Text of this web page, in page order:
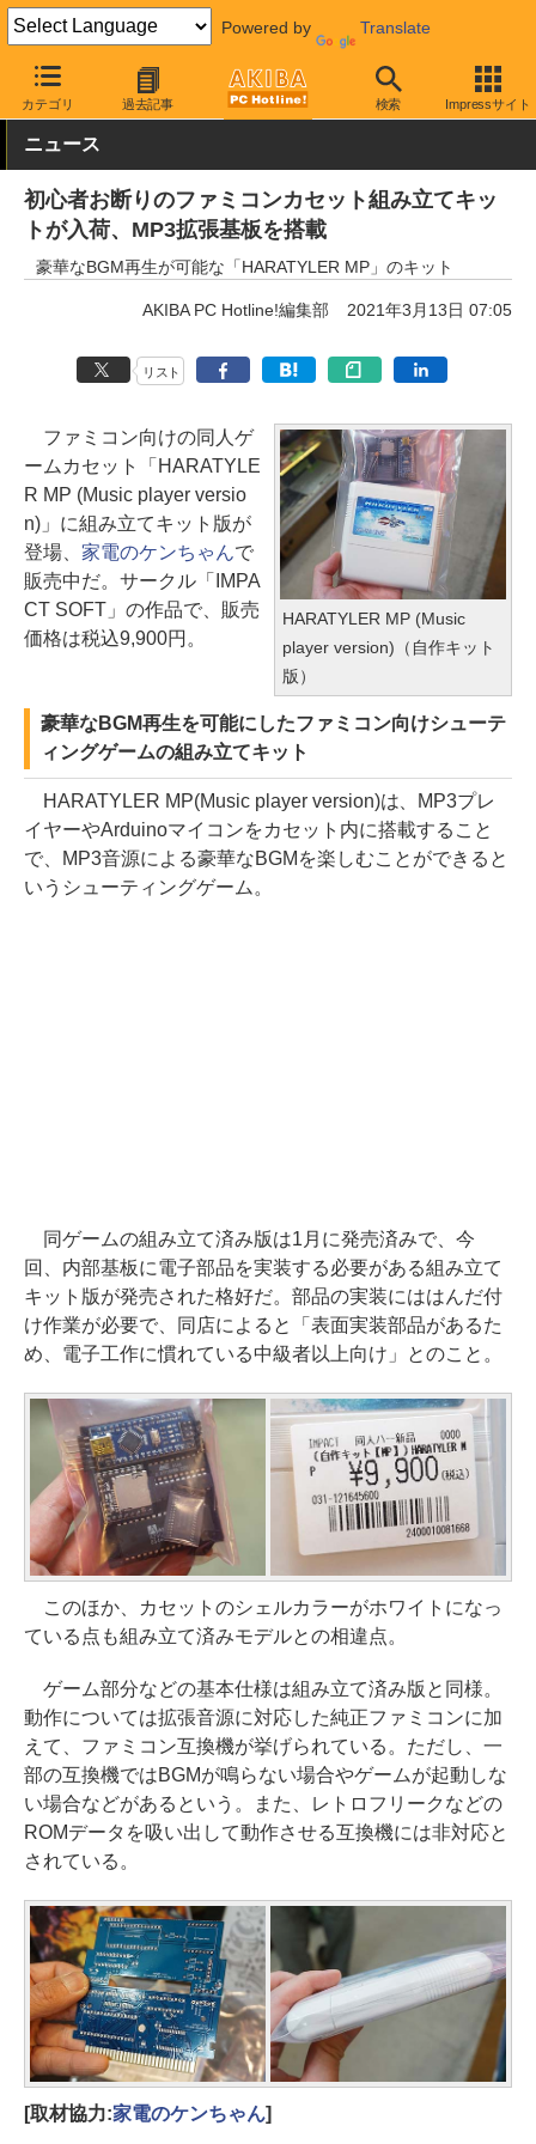
Powered by Translate
カテゴリ 過去記事 検索 Impressサイト
AKIBA PC Hotline! ガジェット ゲーム機関連
ニュース
初心者お断りのファミコンカセット組み立てキッ
トが入荷、MP3拡張基板を搭載
豪華なBGM再生が可能な「HARATYLER MP」のキット
AKIBA PC Hotline!編集部 2021年3月13日 07:05
リスト
HARATYLER MP (Music
player version)（自作キット
版）
ファミコン向けの同人ゲ
ームカセット「HARATYLE
R MP (Music player versio
n)」に組み立てキット版が
登場、 家電のケンちゃんで
販売中だ。サークル「IMPA
CT SOFT」の作品で、販売
価格は税込9,900円。
豪華なBGM再生を可能にしたファミコン向けシューテ
ィングゲームの組み立てキット
HARATYLER MP(Music player version)は、MP3プレ
イヤーやArduinoマイコンをカセット内に搭載すること
で、MP3音源による豪華なBGMを楽しむことができると
いうシューティングゲーム。
同ゲームの組み立て済み版は1月に発売済みで、今
回、内部基板に電子部品を実装する必要がある組み立て
キット版が発売された格好だ。部品の実装にははんだ付
け作業が必要で、同店によると「表面実装部品があるた
め、電子工作に慣れている中級者以上向け」とのこと。
このほか、カセットのシェルカラーがホワイトになっ
ている点も組み立て済みモデルとの相違点。
ゲーム部分などの基本仕様は組み立て済み版と同様。
動作については拡張音源に対応した純正ファミコンに加
えて、ファミコン互換機が挙げられている。ただし、一
部の互換機ではBGMが鳴らない場合やゲームが起動しな
い場合などがあるという。また、レトロフリークなどの
ROMデータを吸い出して動作させる互換機には非対応と
されている。
[取材協力:家電のケンちゃん]